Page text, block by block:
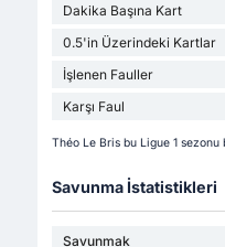
Dakika Başına Kart
0.5'in Üzerindeki Kartlar
İşlenen Fauller
Karşı Faul
Théo Le Bris bu Ligue 1 sezonu
Savunma İstatistikleri
Savunmak